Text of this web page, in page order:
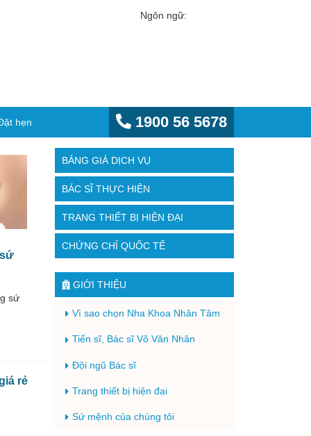
Ngôn ngữ:
hẹn 1900 56 5678
sứ
rẻ
BẢNG GIÁ DỊCH VỤ
BÁC SĨ THỰC HIỆN
TRANG THIẾT BỊ HIỆN ĐẠI
CHỨNG CHỈ QUỐC TẾ
GIỚI THIỆU
Vì sao chọn Nha Khoa Nhân Tâm
Tiến sĩ, Bác sĩ Võ Văn Nhân
Đội ngũ Bác sĩ
Trang thiết bị hiện đại
Sứ mệnh của chúng tôi